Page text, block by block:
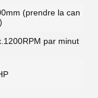
(prendre la can
par minut